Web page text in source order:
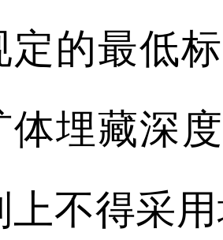
定的最低
体埋藏深
上不得采